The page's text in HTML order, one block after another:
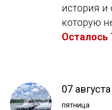
история и
которую
Осталось
07
пятница